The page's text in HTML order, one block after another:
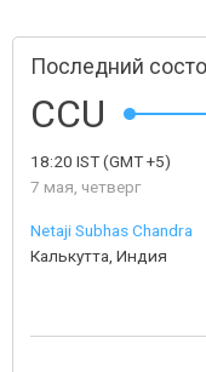
Последний
CCU
18:20 IST(GMT +5)
7 мая, четверг
Netaji Subhas Chandra
Калькутта, Индия